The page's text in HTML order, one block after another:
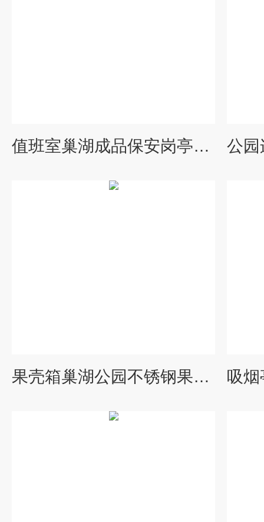
值班室巢湖成品保安岗亭现货-钢结构门卫岗亭厂家
果壳箱巢湖公园不锈钢果皮箱-户外景观分类垃圾桶